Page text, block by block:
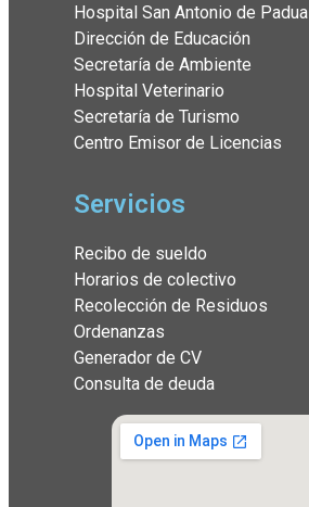
Hospital San Antonio de Padua
Dirección de Educación
Secretaría de Ambiente
Hospital Veterinario
Secretaría de Turismo
Centro Emisor de Licencias
Servicios
Recibo de sueldo
Horarios de colectivo
Recolección de Residuos
Ordenanzas
Generador de CV
Consulta de deuda